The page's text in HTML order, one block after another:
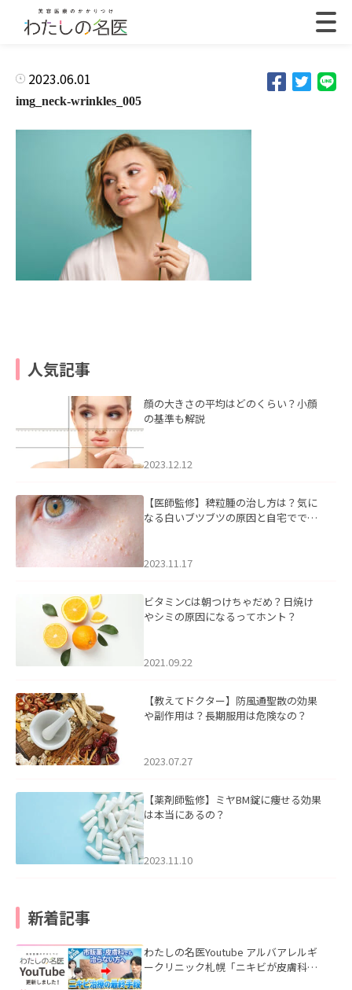
2023.06.01
img_neck-wrinkles_005
人気記事
顔の大きさの平均はどのくらい？小顔
の基準も解説
2023.12.12
【医師監修】稗粒腫の治し方は？気に
なる白いブツブツの原因と自宅ででき
2023.11.17
ビタミンCは朝つけちゃだめ？日焼け
やシミの原因になるってホント？
2021.09.22
【教えてドクター】防風通聖散の効果
や副作用は？長期服用は危険なの？
2023.07.27
【薬剤師監修】ミヤBM錠に痩せる効果
は本当にあるの？
2023.11.10
新着記事
わたしの名医Youtube アルバアレルギ
ークリニック札幌「ニキビが皮膚科で